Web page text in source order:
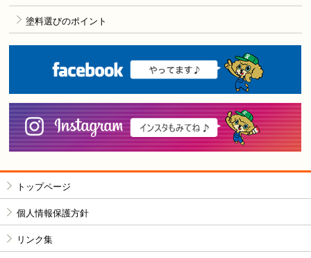
塗料選びのポイント
トップページ
個人情報保護方針
リンク集